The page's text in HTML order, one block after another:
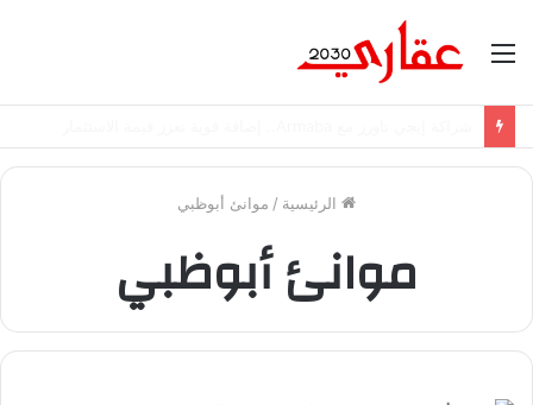
القائمة
الرئيسية / موانئ أبوظبي
موانئ أبوظبي